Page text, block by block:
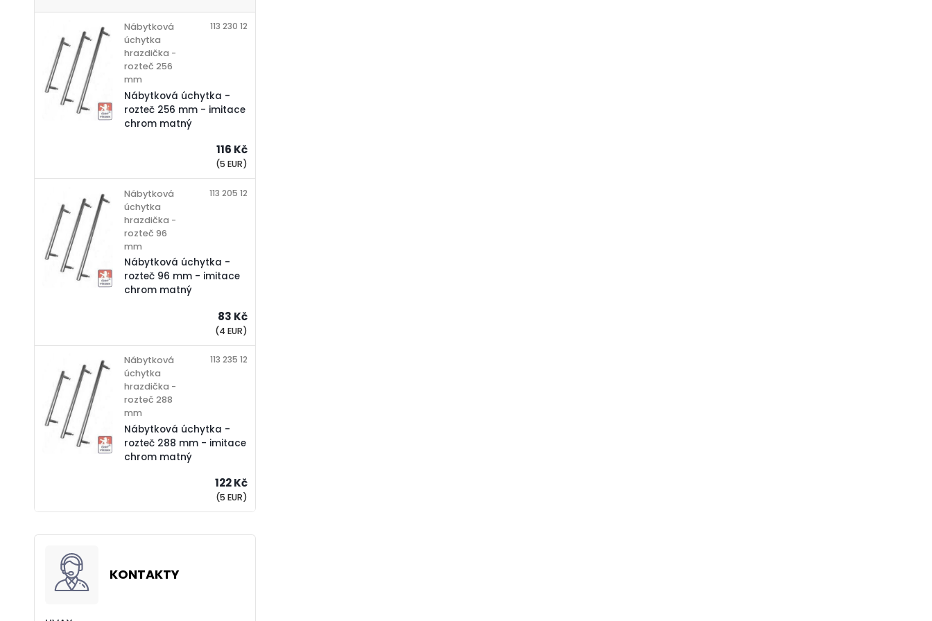
Nábytková úchytka -
rozteč 256 mm - imitace
chrom matný
Nábytková
úchytka
hrazdička -
rozteč 256
mm
113 230 12
116 Kč
(5 EUR)
Nábytková úchytka -
rozteč 96 mm - imitace
chrom matný
Nábytková
úchytka
hrazdička -
rozteč 96
mm
113 205 12
83 Kč
(4 EUR)
Nábytková úchytka -
rozteč 288 mm - imitace
chrom matný
Nábytková
úchytka
hrazdička -
rozteč 288
mm
113 235 12
122 Kč
(5 EUR)
KONTAKTY